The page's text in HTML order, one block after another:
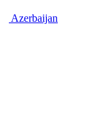
Azerbaijan